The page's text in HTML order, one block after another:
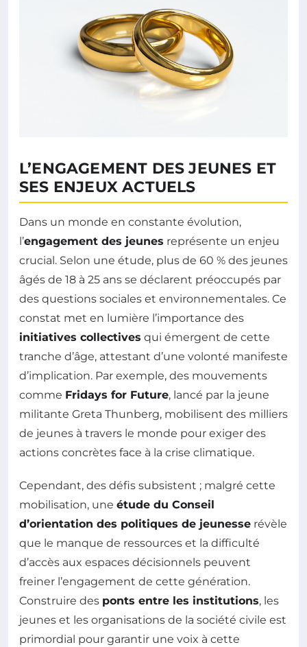
L’ENGAGEMENT DES JEUNES ET
SES ENJEUX ACTUELS
Dans un monde en constante évolution,
l’engagement des jeunes représente un enjeu
crucial. Selon une étude, plus de 60 % des jeunes
âgés de 18 à 25 ans se déclarent préoccupés par
des questions sociales et environnementales. Ce
constat met en lumière l’importance des
initiatives collectives qui émergent de cette
tranche d’âge, attestant d’une volonté manifeste
d’implication. Par exemple, des mouvements
comme Fridays for Future, lancé par la jeune
militante Greta Thunberg, mobilisent des milliers
de jeunes à travers le monde pour exiger des
actions concrètes face à la crise climatique.
Cependant, des défis subsistent ; malgré cette
mobilisation, une étude du Conseil
d’orientation des politiques de jeunesse révèle
que le manque de ressources et la difficulté
d’accès aux espaces décisionnels peuvent
freiner l’engagement de cette génération.
Construire des ponts entre les institutions, les
jeunes et les organisations de la société civile est
primordial pour garantir une voix à cette